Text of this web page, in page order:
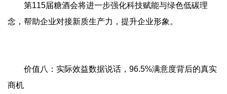
第115届糖酒会将进一步强化科技赋能与绿色低碳理
念，帮助企业对接新质生产力，提升企业形象。
价值八：实际效益数据说话，96.5%满意度背后的真实
商机